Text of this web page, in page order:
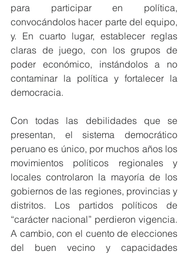
para participar en política,
convocándolos hacer parte del equipo,
y. En cuarto lugar, establecer reglas
claras de juego, con los grupos de
poder económico, instándolos a no
contaminar la política y fortalecer la
democracia.
Con todas las debilidades que se
presentan, el sistema democrático
peruano es único, por muchos años los
movimientos políticos regionales y
locales controlaron la mayoría de los
gobiernos de las regiones, provincias y
distritos. Los partidos políticos de
“carácter nacional” perdieron vigencia.
A cambio, con el cuento de elecciones
del buen vecino y capacidades